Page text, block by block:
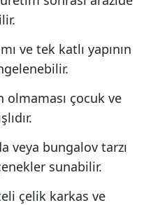
ve tek katlı yapının
olmaması çocuk ve
veya bungalov tarzı
sunabilir.
çelik karkas ve